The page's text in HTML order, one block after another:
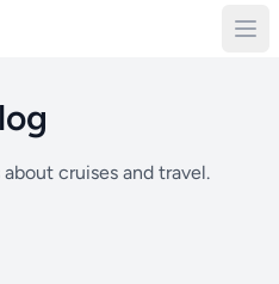
cruises and travel.